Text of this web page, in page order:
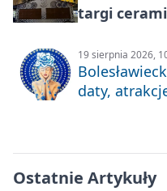
targi
19 sierpnia 2026,
daty,
Ostatnie Artykuły